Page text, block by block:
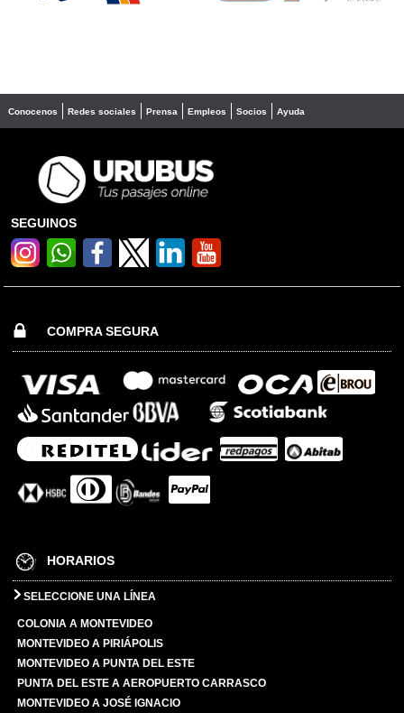
Conocenos Redes sociales Prensa Empleos Socios Ayuda
SEGUINOS
COMPRA SEGURA
HORARIOS
SELECCIONE UNA LÍNEA
COLONIA A MONTEVIDEO
MONTEVIDEO A PIRIÁPOLIS
MONTEVIDEO A PUNTA DEL ESTE
PUNTA DEL ESTE A AEROPUERTO CARRASCO
MONTEVIDEO A JOSÉ IGNACIO